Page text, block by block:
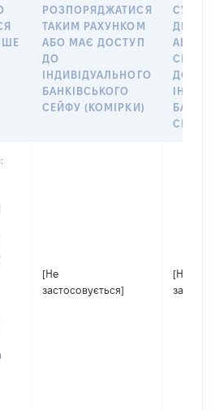
РОЗПОРЯДЖАТИСЯ
ТАКИМ РАХУНКОМ
АБО МАЄ ДОСТУП
ДО
ІНДИВІДУАЛЬНОГО
БАНКІВСЬКОГО
СЕЙФУ (КОМІРКИ)
АБО
СІМ’Ї
СЕЙФУ
[Не
застосовується]
[Не